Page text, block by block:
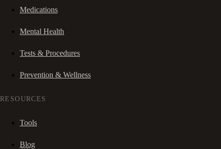
Medications
Mental Health
Tests & Procedures
Prevention & Wellness
RESOURCES
Tools
Blog